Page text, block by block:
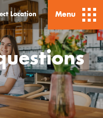
Location Menu